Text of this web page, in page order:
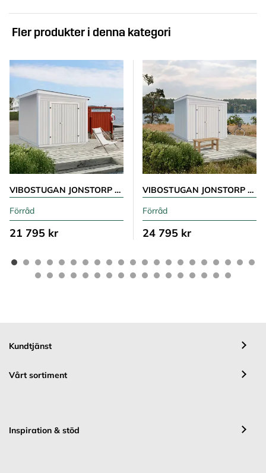
Fler produkter i denna kategori
VIBOSTUGAN JONSTORP 7,5 M²
Förråd
21 795 kr
VIBOSTUGAN JONSTORP 10 M²
Förråd
24 795 kr
Kundtjänst
Vårt sortiment
Inspiration & stöd